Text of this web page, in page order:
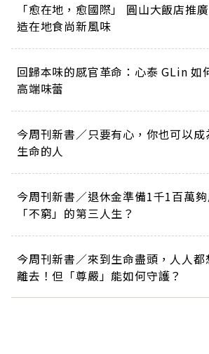
「愈在地，愈國際」 圓山大飯店推
造在地食尚新風味
回歸本味的感官革命：心泰 GLin 如
高端味蕾
今周刊新書／只要有心，你也可以成
生命的人
今周刊新書／退休金準備1千1百萬
「不窮」的第三人生？
今周刊新書／來到生命盡頭，人人
離去！但「尊嚴」能如何守護？